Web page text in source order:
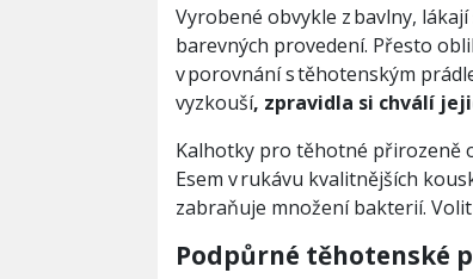
Vyrobené obvykle z bavlny,
barevných provedení. Přesto
v porovnání s těhotenským
vyzkouší, zpravidla si chválí
Kalhotky pro těhotné přirozeně
Esem v rukávu kvalitnějších
zabraňuje množení bakterií.
Podpůrné těhotenské